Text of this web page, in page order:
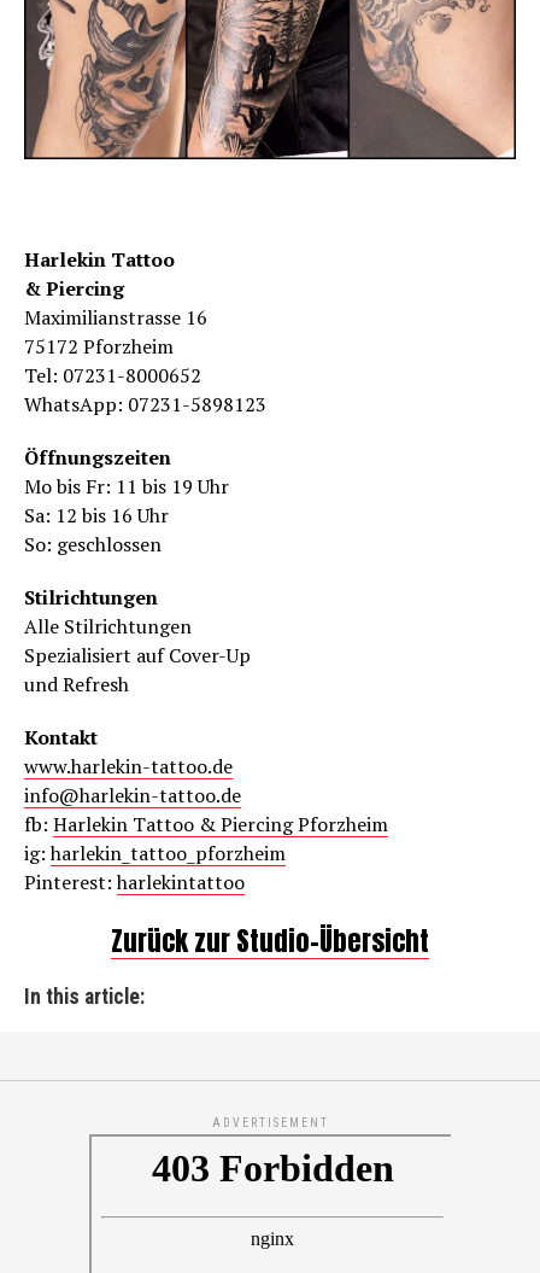
Harlekin Tattoo
& Piercing
Maximilianstrasse 16
75172 Pforzheim
Tel: 07231-8000652
WhatsApp: 07231-5898123
Öffnungszeiten
Mo bis Fr: 11 bis 19 Uhr
Sa: 12 bis 16 Uhr
So: geschlossen
Stilrichtungen
Alle Stilrichtungen
Spezialisiert auf Cover-Up
und Refresh
Kontakt
www.harlekin-tattoo.de
info@harlekin-tattoo.de
fb: Harlekin Tattoo & Piercing Pforzheim
ig:harlekin_tattoo_pforzheim
Pinterest:harlekintattoo
Zurück zur Studio-Übersicht
In this article:
ADVERTISEMENT